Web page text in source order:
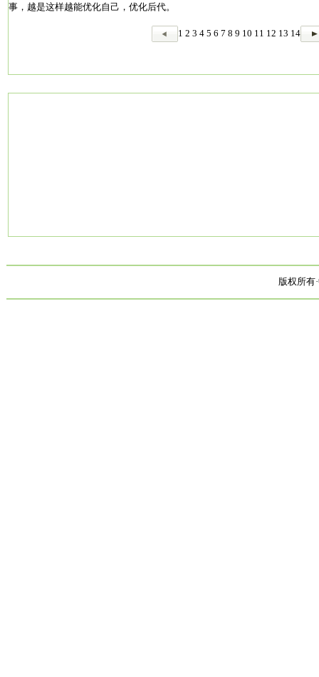
事，越是这样越能优化自己，优化后代。
1 2 3 4 5 6 7 8 9 10 11 12 13 14
版权所有